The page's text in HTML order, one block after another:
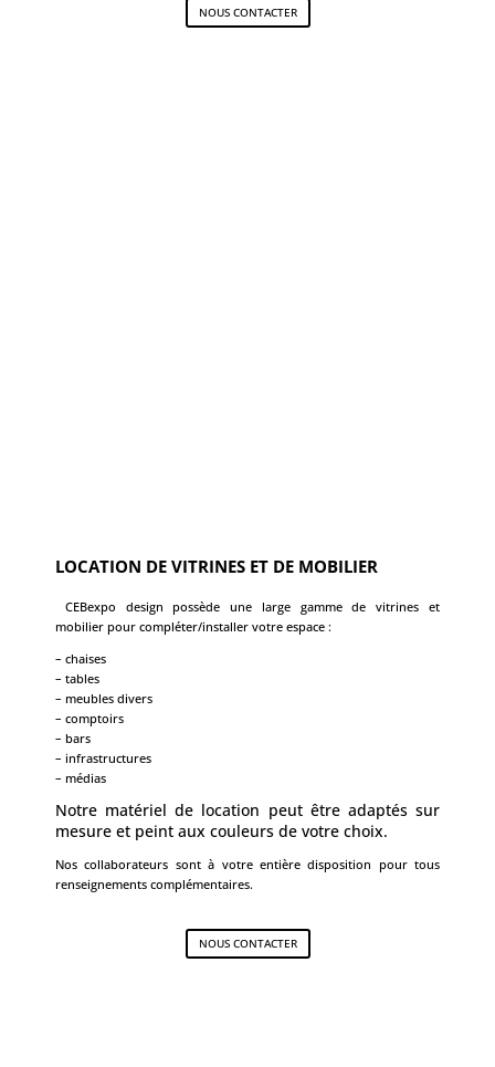
NOUS CONTACTER
LOCATION DE VITRINES ET DE MOBILIER
CEBexpo design possède une large gamme de vitrines et
mobilier pour compléter/installer votre espace :
– chaises
– tables
– meubles divers
– comptoirs
– bars
– infrastructures
– médias
Notre matériel de location peut être adaptés sur
mesure et peint aux couleurs de votre choix.
Nos collaborateurs sont à votre entière disposition pour tous
renseignements complémentaires.
NOUS CONTACTER